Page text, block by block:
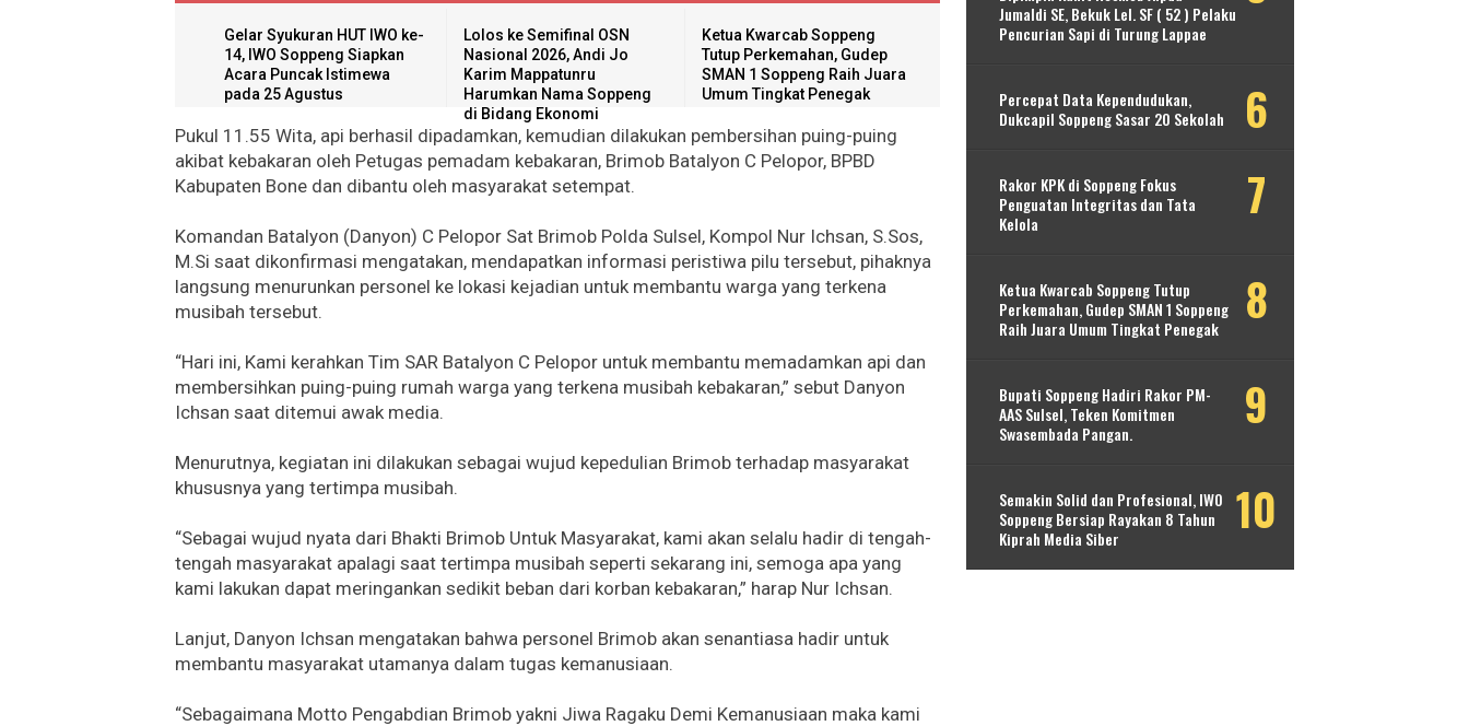
Gelar Syukuran HUT IWO ke-
14, IWO Soppeng Siapkan
Acara Puncak Istimewa
pada 25 Agustus
Lolos ke Semifinal OSN
Nasional 2026, Andi Jo
Karim Mappatunru
Harumkan Nama Soppeng
di Bidang Ekonomi
Ketua Kwarcab Soppeng
Tutup Perkemahan, Gudep
SMAN 1 Soppeng Raih Juara
Umum Tingkat Penegak
Pukul 11.55 Wita, api berhasil dipadamkan, kemudian dilakukan pembersihan puing-puing
akibat kebakaran oleh Petugas pemadam kebakaran, Brimob Batalyon C Pelopor, BPBD
Kabupaten Bone dan dibantu oleh masyarakat setempat.
Komandan Batalyon (Danyon) C Pelopor Sat Brimob Polda Sulsel, Kompol Nur Ichsan, S.Sos,
M.Si saat dikonfirmasi mengatakan, mendapatkan informasi peristiwa pilu tersebut, pihaknya
langsung menurunkan personel ke lokasi kejadian untuk membantu warga yang terkena
musibah tersebut.
“Hari ini, Kami kerahkan Tim SAR Batalyon C Pelopor untuk membantu memadamkan api dan
membersihkan puing-puing rumah warga yang terkena musibah kebakaran,” sebut Danyon
Ichsan saat ditemui awak media.
Menurutnya, kegiatan ini dilakukan sebagai wujud kepedulian Brimob terhadap masyarakat
khususnya yang tertimpa musibah.
“Sebagai wujud nyata dari Bhakti Brimob Untuk Masyarakat, kami akan selalu hadir di tengah-
tengah masyarakat apalagi saat tertimpa musibah seperti sekarang ini, semoga apa yang
kami lakukan dapat meringankan sedikit beban dari korban kebakaran,” harap Nur Ichsan.
Lanjut, Danyon Ichsan mengatakan bahwa personel Brimob akan senantiasa hadir untuk
membantu masyarakat utamanya dalam tugas kemanusiaan.
“Sebagaimana Motto Pengabdian Brimob yakni Jiwa Ragaku Demi Kemanusiaan maka kami
Jumaldi SE, Bekuk Lel. SF ( 52 ) Pelaku
Pencurian Sapi di Turung Lappae
Percepat Data Kependudukan,
Dukcapil Soppeng Sasar 20 Sekolah
Rakor KPK di Soppeng Fokus
Penguatan Integritas dan Tata
Kelola
Ketua Kwarcab Soppeng Tutup
Perkemahan, Gudep SMAN 1 Soppeng
Raih Juara Umum Tingkat Penegak
Bupati Soppeng Hadiri Rakor PM-
AAS Sulsel, Teken Komitmen
Swasembada Pangan.
Semakin Solid dan Profesional, IWO
Soppeng Bersiap Rayakan 8 Tahun
Kiprah Media Siber